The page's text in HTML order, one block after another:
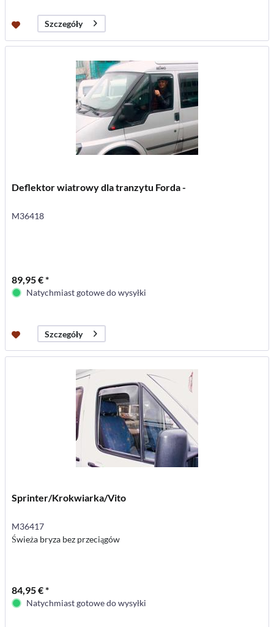
Szczegóły
Deflektor wiatrowy dla tranzytu Forda -
M36418
89,95 € *
Natychmiast gotowe do wysyłki
Szczegóły
Sprinter/Krokwiarka/Vito
M36417
Świeża bryza bez przeciągów
84,95 € *
Natychmiast gotowe do wysyłki